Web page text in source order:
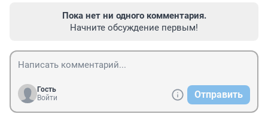
Пока нет ни одного комментария.
Начните обсуждение первым!
Гость
Войти
Отправить